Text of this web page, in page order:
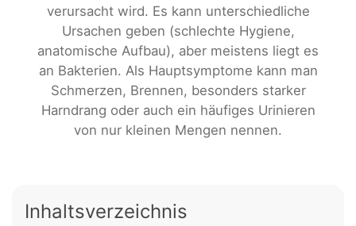
verursacht wird. Es kann unterschiedliche
Ursachen geben (schlechte Hygiene,
anatomische Aufbau), aber meistens liegt es
an Bakterien. Als Hauptsymptome kann man
Schmerzen, Brennen, besonders starker
Harndrang oder auch ein häufiges Urinieren
von nur kleinen Mengen nennen.
Inhaltsverzeichnis